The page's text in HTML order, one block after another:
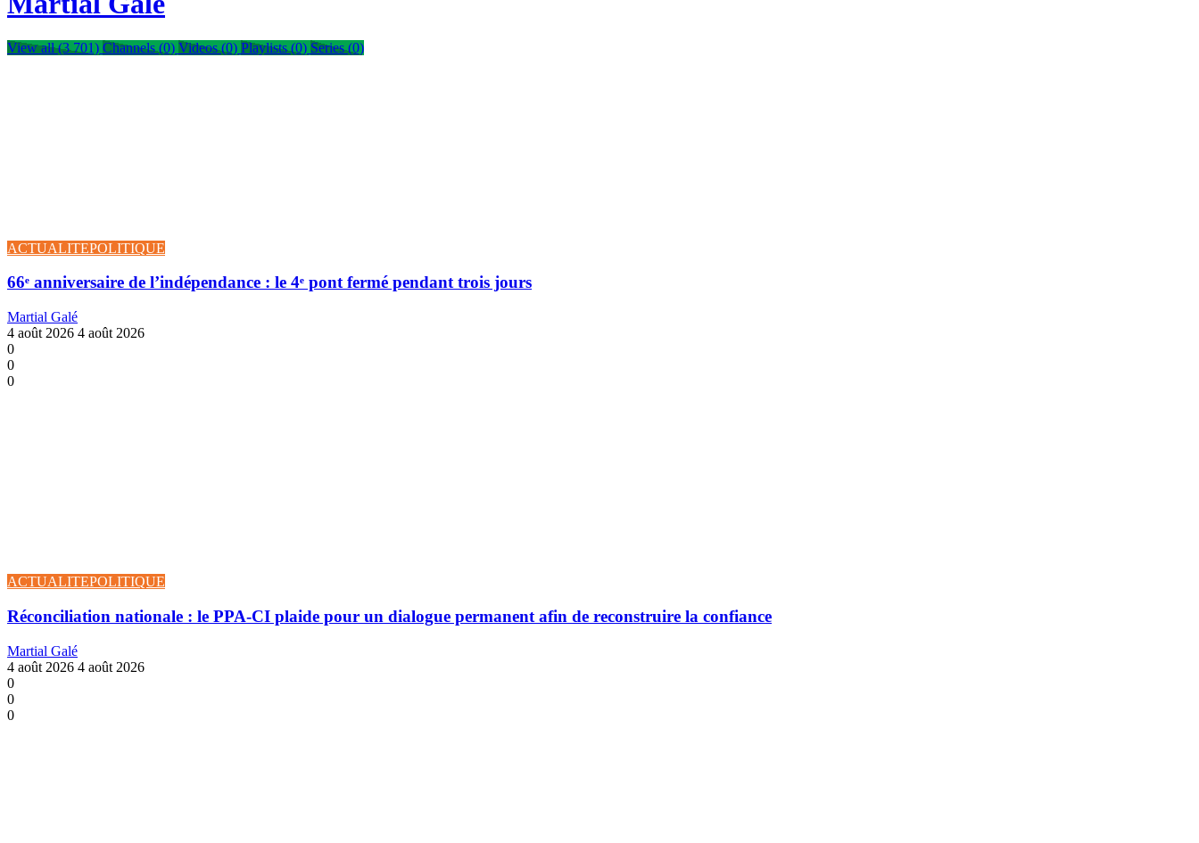
View all (3 701) Channels (0) Videos (0) Playlists (0) Series (0)
ACTUALITEPOLITIQUE
66ᵉ anniversaire de l’indépendance : le 4ᵉ pont fermé pendant trois jours
Martial Galé
4 août 2026 4 août 2026
0
0
0
ACTUALITEPOLITIQUE
Réconciliation nationale : le PPA-CI plaide pour un dialogue permanent afin de reconstruire la confiance
Martial Galé
4 août 2026 4 août 2026
0
0
0